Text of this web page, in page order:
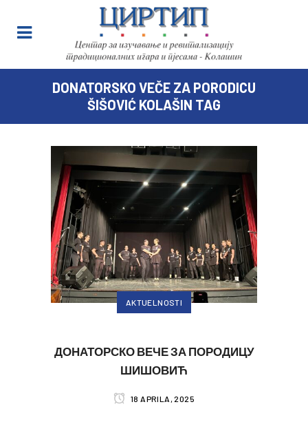
DONATORSKO VEČE ZA PORODICU
ŠIŠOVIĆ KOLAŠIN TAG
AKTUELNOSTI
ДОНАТОРСКО ВЕЧЕ ЗА ПОРОДИЦУ
ШИШОВИЋ
18 APRILA, 2025